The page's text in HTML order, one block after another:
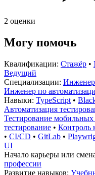
2 оценки
Могу помочь
Квалификации: Стажёр •
Ведущий
Специализации: Инженер
Инженер по
Навыки: TypeScript •
Автоматизация
Тестирование
тестирование • Контроль
• CI/CD • GitLab •
UI
Начало карьеры или
профессии
Развитие навыков: